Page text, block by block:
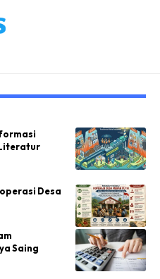
Desa
Saing